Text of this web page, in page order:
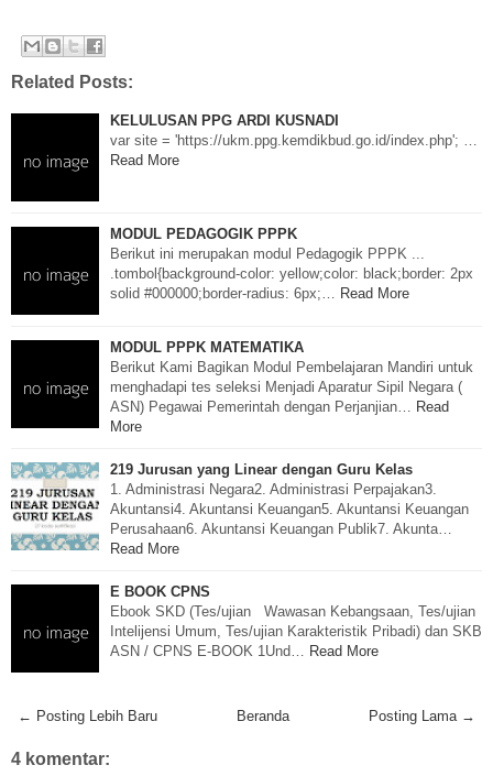
Related Posts:
KELULUSAN PPG ARDI KUSNADI
var site = 'https://ukm.ppg.kemdikbud.go.id/index.php'; …
Read More
MODUL PEDAGOGIK PPPK
Berikut ini merupakan modul Pedagogik PPPK ...
.tombol{background-color: yellow;color: black;border: 2px
solid #000000;border-radius: 6px;… Read More
MODUL PPPK MATEMATIKA
Berikut Kami Bagikan Modul Pembelajaran Mandiri untuk
menghadapi tes seleksi Menjadi Aparatur Sipil Negara (
ASN) Pegawai Pemerintah dengan Perjanjian… Read
More
219 Jurusan yang Linear dengan Guru Kelas
1. Administrasi Negara2. Administrasi Perpajakan3.
Akuntansi4. Akuntansi Keuangan5. Akuntansi Keuangan
Perusahaan6. Akuntansi Keuangan Publik7. Akunta…
Read More
E BOOK CPNS
Ebook SKD (Tes/ujian Wawasan Kebangsaan, Tes/ujian
Intelijensi Umum, Tes/ujian Karakteristik Pribadi) dan SKB
ASN / CPNS E-BOOK 1Und… Read More
← Posting Lebih Baru Posting Lama →
Beranda
4 komentar: